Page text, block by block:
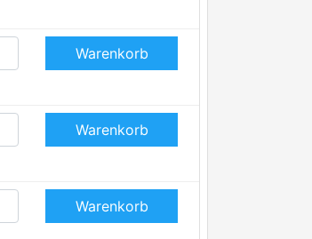
Warenkorb
Warenkorb
Warenkorb